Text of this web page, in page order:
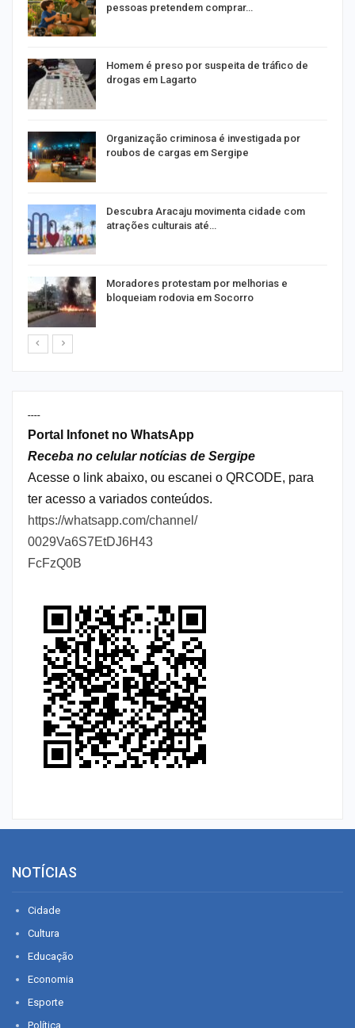
pessoas pretendem comprar…
Homem é preso por suspeita de tráfico de
drogas em Lagarto
Organização criminosa é investigada por
roubos de cargas em Sergipe
Descubra Aracaju movimenta cidade com
atrações culturais até…
Moradores protestam por melhorias e
bloqueiam rodovia em Socorro
----
Portal Infonet no WhatsApp
Receba no celular notícias de Sergipe
Acesse o link abaixo, ou escanei o QRCODE, para
ter acesso a variados conteúdos.
https://whatsapp.com/channel/
0029Va6S7EtDJ6H43
FcFzQ0B
NOTÍCIAS
Cidade
Cultura
Educação
Economia
Esporte
Política